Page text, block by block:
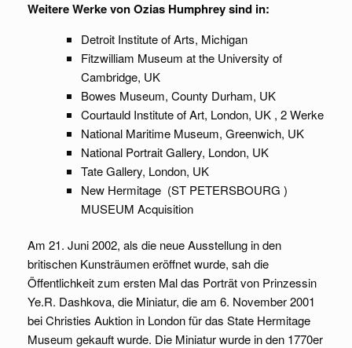
Weitere Werke von Ozias Humphrey sind in:
Detroit Institute of Arts, Michigan
Fitzwilliam Museum at the University of
Cambridge, UK
Bowes Museum, County Durham, UK
Courtauld Institute of Art, London, UK , 2 Werke
National Maritime Museum, Greenwich, UK
National Portrait Gallery, London, UK
Tate Gallery, London, UK
New Hermitage (ST PETERSBOURG )
MUSEUM Acquisition
Am 21. Juni 2002, als die neue Ausstellung in den
britischen Kunsträumen eröffnet wurde, sah die
Öffentlichkeit zum ersten Mal das Porträt von Prinzessin
Ye.R. Dashkova, die Miniatur, die am 6. November 2001
bei Christies Auktion in London für das State Hermitage
Museum gekauft wurde. Die Miniatur wurde in den 1770er